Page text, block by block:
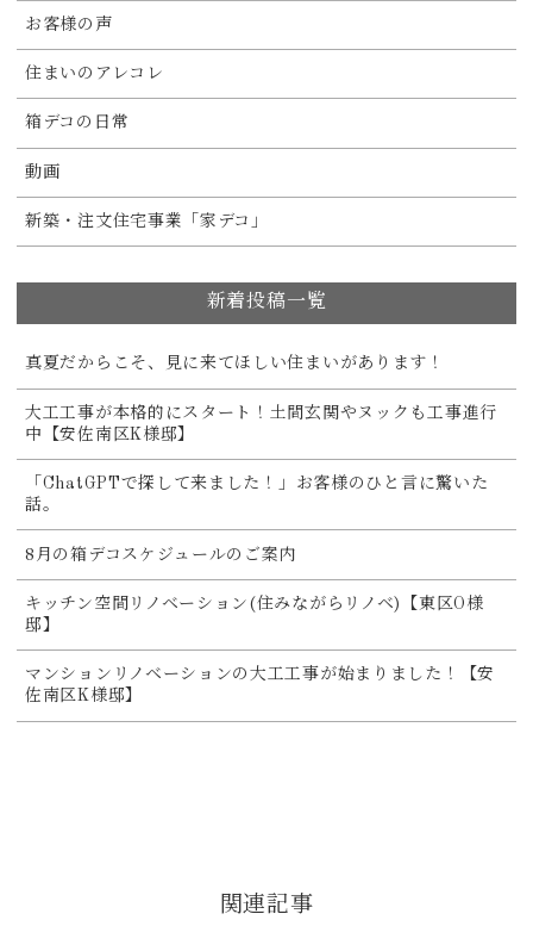
お客様の声
住まいのアレコレ
箱デコの日常
動画
新築・注文住宅事業「家デコ」
新着投稿一覧
真夏だからこそ、見に来てほしい住まいがあります！
大工工事が本格的にスタート！土間玄関やヌックも工事進行
中【安佐南区K様邸】
「ChatGPTで探して来ました！」お客様のひと言に驚いた
話。
8月の箱デコスケジュールのご案内
キッチン空間リノベーション(住みながらリノベ)【東区O様
邸】
マンションリノベーションの大工工事が始まりました！【安
佐南区K様邸】
関連記事